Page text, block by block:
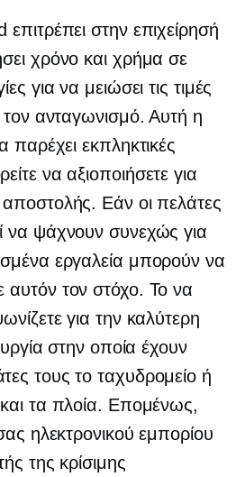
στην επιχείρησή
χρόνο και χρήμα σε
για να μειώσει τις τιμές
τον ανταγωνισμό. Αυτή η
παρέχει εκπληκτικές
να αξιοποιήσετε για
Εάν οι πελάτες
να ψάχνουν συνεχώς για
εργαλεία μπορούν να
τον στόχο. Το να
για την καλύτερη
στην οποία έχουν
τους το ταχυδρομείο ή
τα πλοία. Επομένως,
ηλεκτρονικού εμπορίου
της κρίσιμης